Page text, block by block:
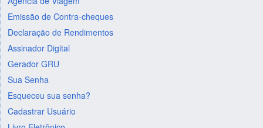
Emissão de Contra-cheques
Declaração de Rendimentos
Assinador Digital
Gerador GRU
Sua Senha
Esqueceu sua senha?
Cadastrar Usuário